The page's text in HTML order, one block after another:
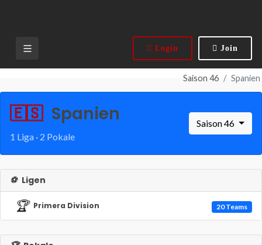
Login Join
Saison 46 Spanien
🇪🇸 Spanien
1 Liga · 2 Pokale
Saison 46
⚽ Ligen
🏆 Primera Division 20 Teams